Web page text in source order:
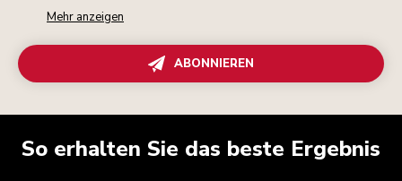
Mehr anzeigen
ABONNIEREN
So erhalten Sie das beste Ergebnis